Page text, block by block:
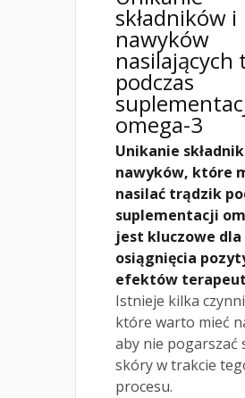
składników i
nawyków
nasilających
podczas
omega-3
Unikanie
nawyków, które
nasilać trądzik
suplementacji
jest kluczowe dla
osiągnięcia
efektów
Istnieje kilka
które warto mieć
aby nie pogarszać
skóry w trakcie
procesu.